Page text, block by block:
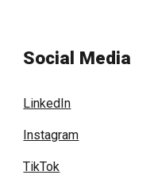
Social Media
LinkedIn
Instagram
TikTok